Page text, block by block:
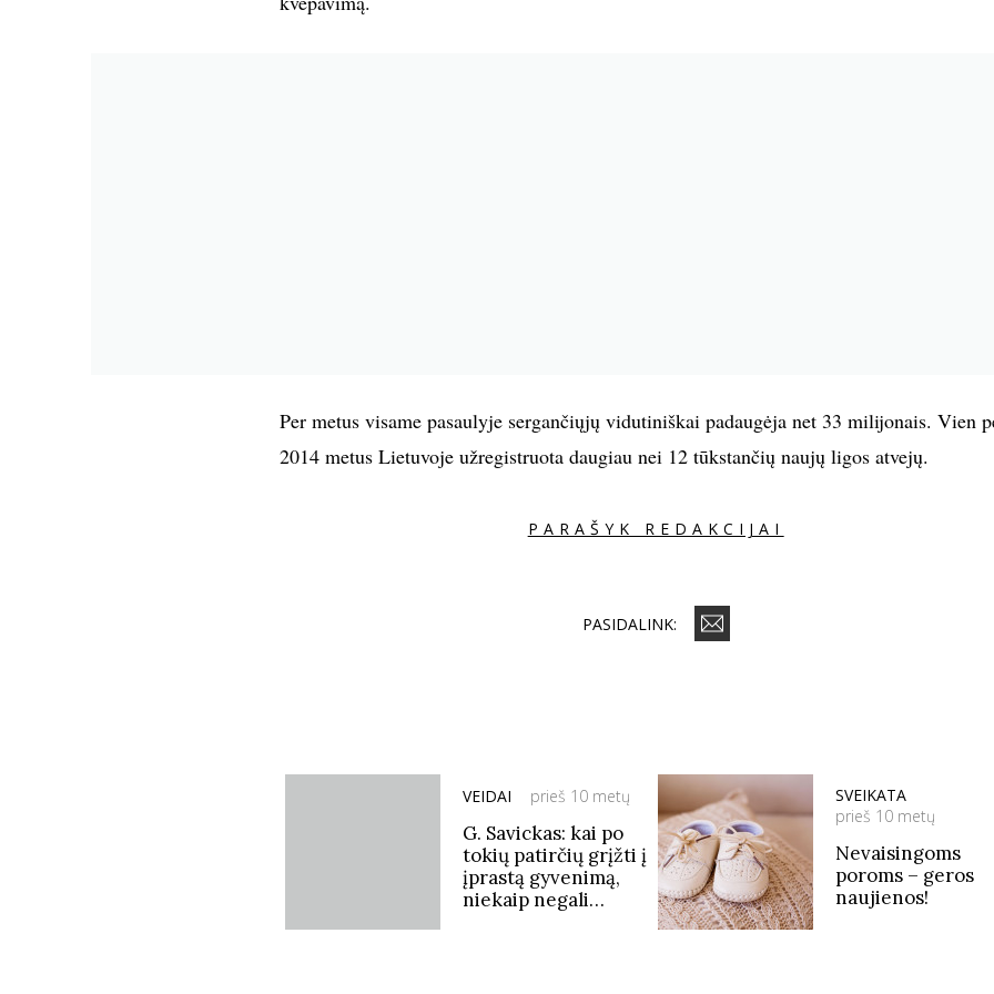
Per metus visame pasaulyje sergančiųjų vidutiniškai padaugėja net 33 milijonais. Vien
2014 metus Lietuvoje užregistruota daugiau nei 12 tūkstančių naujų ligos atvejų.
PARAŠYK REDAKCIJAI
PASIDALINK:
VEIDAI prieš 10 metų
G. Savickas: kai po
tokių patirčių grįžti į
įprastą gyvenimą,
niekaip negali
SVEIKATA
prieš 10 metų
Nevaisingoms
poroms – geros
naujienos!